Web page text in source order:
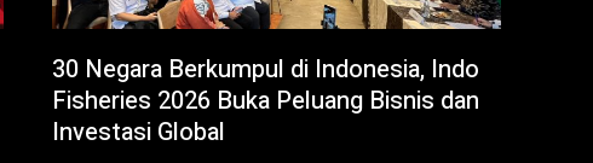
30 Negara Berkumpul di Indonesia, Indo
Fisheries 2026 Buka Peluang Bisnis dan
Investasi Global